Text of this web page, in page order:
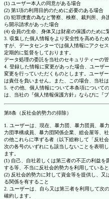
(1) ユーザー本人の同意がある場合
(2) 第1項の利用目的のために必要のある場合
(3) 犯罪捜査の為など警察、検察、裁判所、
ら開示請求があった場合
(4) 会員の生命、身体又は財産の保護のために
3. 収集した個人情報をより安全性を高めるた
すが、データセンターでは個人情報にアクセ
定期的に監督をしております。
データ処理の委託を当社のセキュリティーの
4. 登録した情報に変更があった場合、ユーザ
変更を行っていただくものとします。ユーザ
は責任を負いません。また、この場合、当社
5. その他、個人情報について本条項について
は、当社の『個人情報保護方針』ならびに『
第8条（反社会的勢力の排除）
1. ユーザーは、現在、暴力団、暴力団員、暴
力団準構成員、暴力団関係企業、総会屋等、
の他これらに準ずる者（以下総称して「反社
次の各号のいずれにも該当しないことを表明
ます。
(1) 自己、自社若しくは第三者の不正の利益
する等、不当に反社会的勢力を利用している
(2) 反社会的勢力に対して資金等を提供し、
る関係を有すること
2. ユーザーは、自ら又は第三者を利用して次
確約します。